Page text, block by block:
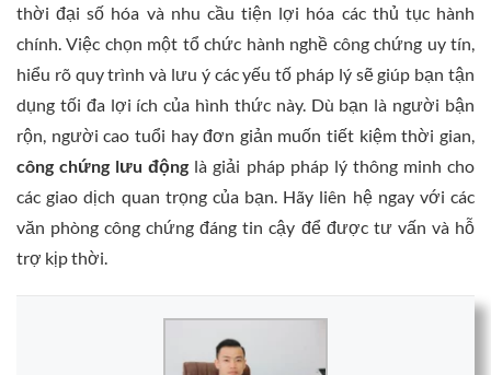
thời đại số hóa và nhu cầu tiện lợi hóa các thủ tục hành
chính. Việc chọn một tổ chức hành nghề công chứng uy tín,
hiểu rõ quy trình và lưu ý các yếu tố pháp lý sẽ giúp bạn tận
dụng tối đa lợi ích của hình thức này. Dù bạn là người bận
rộn, người cao tuổi hay đơn giản muốn tiết kiệm thời gian,
công chứng lưu động là giải pháp pháp lý thông minh cho
các giao dịch quan trọng của bạn. Hãy liên hệ ngay với các
văn phòng công chứng đáng tin cậy để được tư vấn và hỗ
trợ kịp thời.